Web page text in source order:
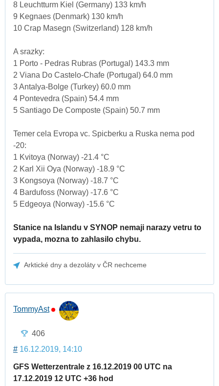
8 Leuchtturm Kiel (Germany) 133 km/h
9 Kegnaes (Denmark) 130 km/h
10 Crap Masegn (Switzerland) 128 km/h
A srazky:
1 Porto - Pedras Rubras (Portugal) 143.3 mm
2 Viana Do Castelo-Chafe (Portugal) 64.0 mm
3 Antalya-Bolge (Turkey) 60.0 mm
4 Pontevedra (Spain) 54.4 mm
5 Santiago De Composte (Spain) 50.7 mm
Temer cela Evropa vc. Spicberku a Ruska nema pod
-20:
1 Kvitoya (Norway) -21.4 °C
2 Karl Xii Oya (Norway) -18.9 °C
3 Kongsoya (Norway) -18.7 °C
4 Bardufoss (Norway) -17.6 °C
5 Edgeoya (Norway) -15.6 °C
Stanice na Islandu v SYNOP nemaji narazy vetru to
vypada, mozna to zahlasilo chybu.
Arktické dny a dezoláty v ČR nechceme
TommyAst
406
# 16.12.2019, 14:10
GFS Wetterzentrale z 16.12.2019 00 UTC na
17.12.2019 12 UTC +36 hod